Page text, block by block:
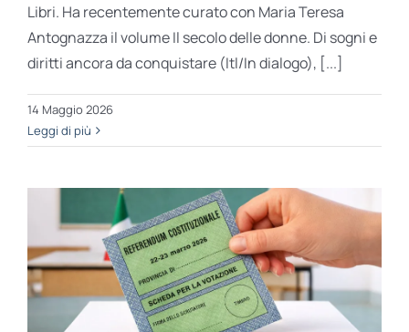
Libri. Ha recentemente curato con Maria Teresa
Antognazza il volume Il secolo delle donne. Di sogni e
diritti ancora da conquistare (Itl/In dialogo), [...]
14 Maggio 2026
Leggi di più